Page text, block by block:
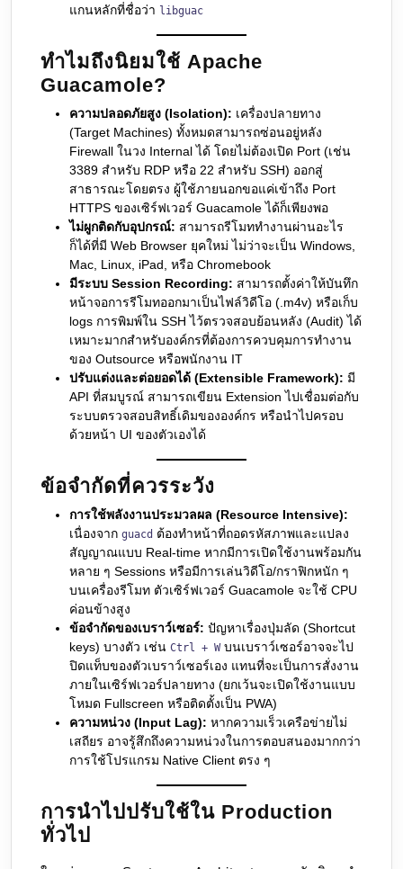
แกนหลักที่ชื่อว่า libguac
ทำไมถึงนิยมใช้ Apache
Guacamole?
ความปลอดภัยสูง (Isolation): เครื่องปลายทาง
(Target Machines) ทั้งหมดสามารถซ่อนอยู่หลัง
Firewall ในวง Internal ได้ โดยไม่ต้องเปิด Port (เช่น
3389 สำหรับ RDP หรือ 22 สำหรับ SSH) ออกสู่
สาธารณะโดยตรง ผู้ใช้ภายนอกขอแค่เข้าถึง Port
HTTPS ของเซิร์ฟเวอร์ Guacamole ได้ก็เพียงพอ
ไม่ผูกติดกับอุปกรณ์: สามารถรีโมททำงานผ่านอะไร
ก็ได้ที่มี Web Browser ยุคใหม่ ไม่ว่าจะเป็น Windows,
Mac, Linux, iPad, หรือ Chromebook
มีระบบ Session Recording: สามารถตั้งค่าให้บันทึก
หน้าจอการรีโมทออกมาเป็นไฟล์วิดีโอ (.m4v) หรือเก็บ
logs การพิมพ์ใน SSH ไว้ตรวจสอบย้อนหลัง (Audit) ได้
เหมาะมากสำหรับองค์กรที่ต้องการควบคุมการทำงาน
ของ Outsource หรือพนักงาน IT
ปรับแต่งและต่อยอดได้ (Extensible Framework): มี
API ที่สมบูรณ์ สามารถเขียน Extension ไปเชื่อมต่อกับ
ระบบตรวจสอบสิทธิ์เดิมขององค์กร หรือนำไปครอบ
ด้วยหน้า UI ของตัวเองได้
ข้อจำกัดที่ควรระวัง
การใช้พลังงานประมวลผล (Resource Intensive):
เนื่องจาก guacd ต้องทำหน้าที่ถอดรหัสภาพและแปลง
สัญญาณแบบ Real-time หากมีการเปิดใช้งานพร้อมกัน
หลาย ๆ Sessions หรือมีการเล่นวิดีโอ/กราฟิกหนัก ๆ
บนเครื่องรีโมท ตัวเซิร์ฟเวอร์ Guacamole จะใช้ CPU
ค่อนข้างสูง
ข้อจำกัดของเบราว์เซอร์: ปัญหาเรื่องปุ่มลัด (Shortcut
keys) บางตัว เช่น Ctrl + Wบนเบราว์เซอร์อาจจะไป
ปิดแท็บของตัวเบราว์เซอร์เอง แทนที่จะเป็นการสั่งงาน
ภายในเซิร์ฟเวอร์ปลายทาง (ยกเว้นจะเปิดใช้งานแบบ
โหมด Fullscreen หรือติดตั้งเป็น PWA)
ความหน่วง (Input Lag): หากความเร็วเครือข่ายไม่
เสถียร อาจรู้สึกถึงความหน่วงในการตอบสนองมากกว่า
การใช้โปรแกรม Native Client ตรง ๆ
การนำไปปรับใช้ใน Production
ทั่วไป